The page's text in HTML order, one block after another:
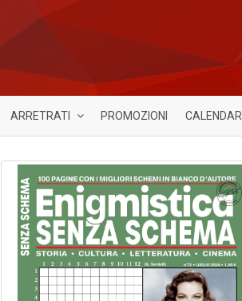
ARRETRATI PROMOZIONI CALENDARI